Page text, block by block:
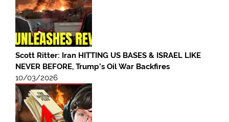
Scott Ritter: Iran HITTING US BASES & ISRAEL LIKE
NEVER BEFORE, Trump’s Oil War Backfires
10/03/2026